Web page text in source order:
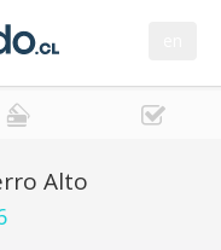
Alto